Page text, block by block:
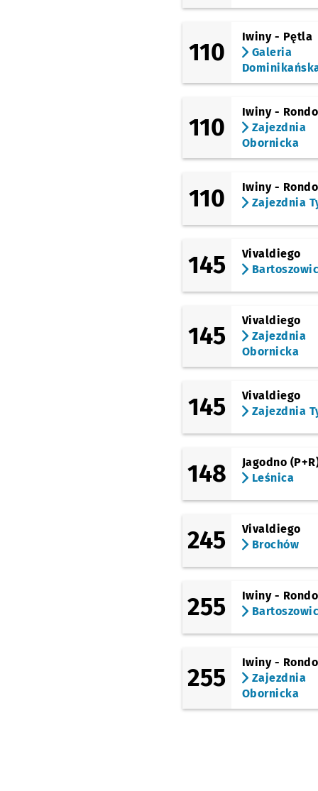
Zajezdnia Tyska
110
Iwiny - Pętla
Galeria
110
Iwiny - Rondo
Zajezdnia
Obornicka
110
Iwiny - Rondo
Zajezdnia
145
Vivaldiego
145
Vivaldiego
Zajezdnia
Obornicka
145
Vivaldiego
Zajezdnia
148
Jagodno
Leśnica
245
Vivaldiego
Brochów
255
Iwiny - Rondo
255
Iwiny - Rondo
Zajezdnia
Obornicka